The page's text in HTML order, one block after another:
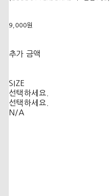
9,000원
추가 금액
SIZE
선택하세요.
선택하세요.
N/A